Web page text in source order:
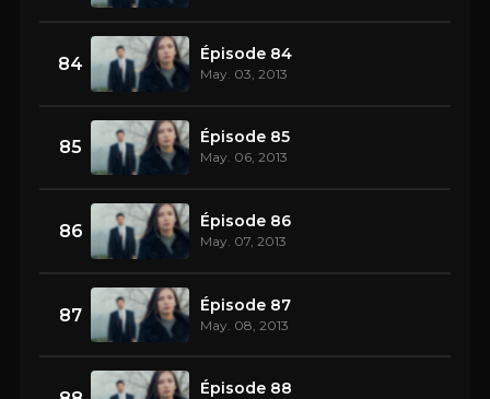
84 Épisode 84
May. 03, 2013
85 Épisode 85
May. 06, 2013
86 Épisode 86
May. 07, 2013
87 Épisode 87
May. 08, 2013
Épisode 88